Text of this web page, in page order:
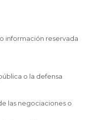
información reservada
o la defensa
las negociaciones o